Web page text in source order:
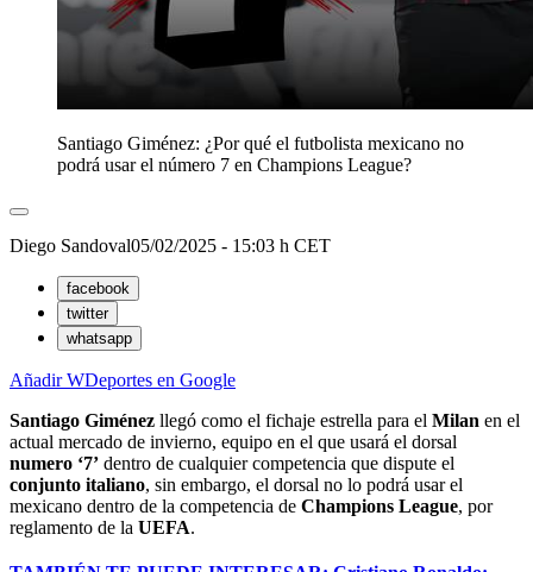
Santiago Giménez: ¿Por qué el futbolista mexicano no
podrá usar el número 7 en Champions League?
Diego Sandoval05/02/2025 - 15:03 h CET
facebook
twitter
whatsapp
Añadir WDeportes en Google
Santiago Giménez llegó como el fichaje estrella para el Milan en el
actual mercado de invierno, equipo en el que usará el dorsal
numero ‘7’ dentro de cualquier competencia que dispute el
conjunto italiano, sin embargo, el dorsal no lo podrá usar el
mexicano dentro de la competencia de Champions League, por
reglamento de la UEFA.